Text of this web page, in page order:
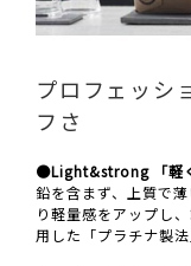
プロフェッシ
フさ
●Light&strong 「軽
鉛を含まず、上質で
り軽量感をアップし
用した「プラチナ製